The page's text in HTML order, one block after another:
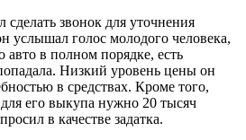
звонок для уточнения
услышал голос молодого человека,
авто в полном порядке, есть
Низкий уровень цены он
в средствах. Кроме того,
его выкупа нужно 20 тысяч
в качестве задатка.